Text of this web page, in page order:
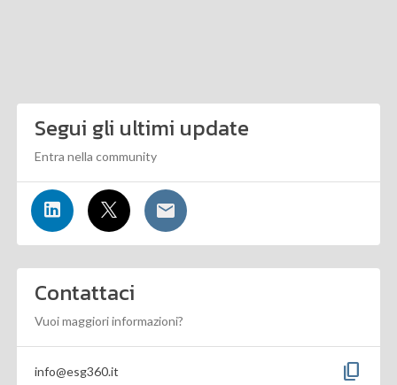
Segui gli ultimi update
Entra nella community
Contattaci
Vuoi maggiori informazioni?
info@esg360.it content_copy